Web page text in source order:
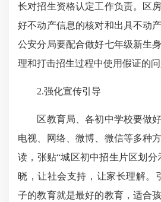
长对招生资格认定工作负责。区
好不动产信息的核对和出具不动
公安分局要配合做好七年级新生
理和打击招生过程中使用假证的问
2.强化宣传引导
区教育局、各初中学校要做好
电视、网络、微博、微信等多种
读，张贴“城区初中招生片区划分
晓，让社会支持，让家长理解。
子的教育就是最好的教育，适合